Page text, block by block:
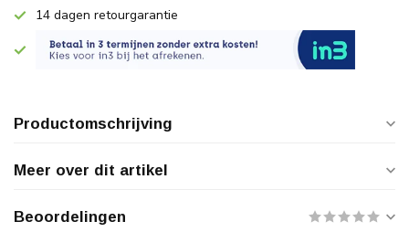
14 dagen retourgarantie
Productomschrijving
Meer over dit artikel
Beoordelingen